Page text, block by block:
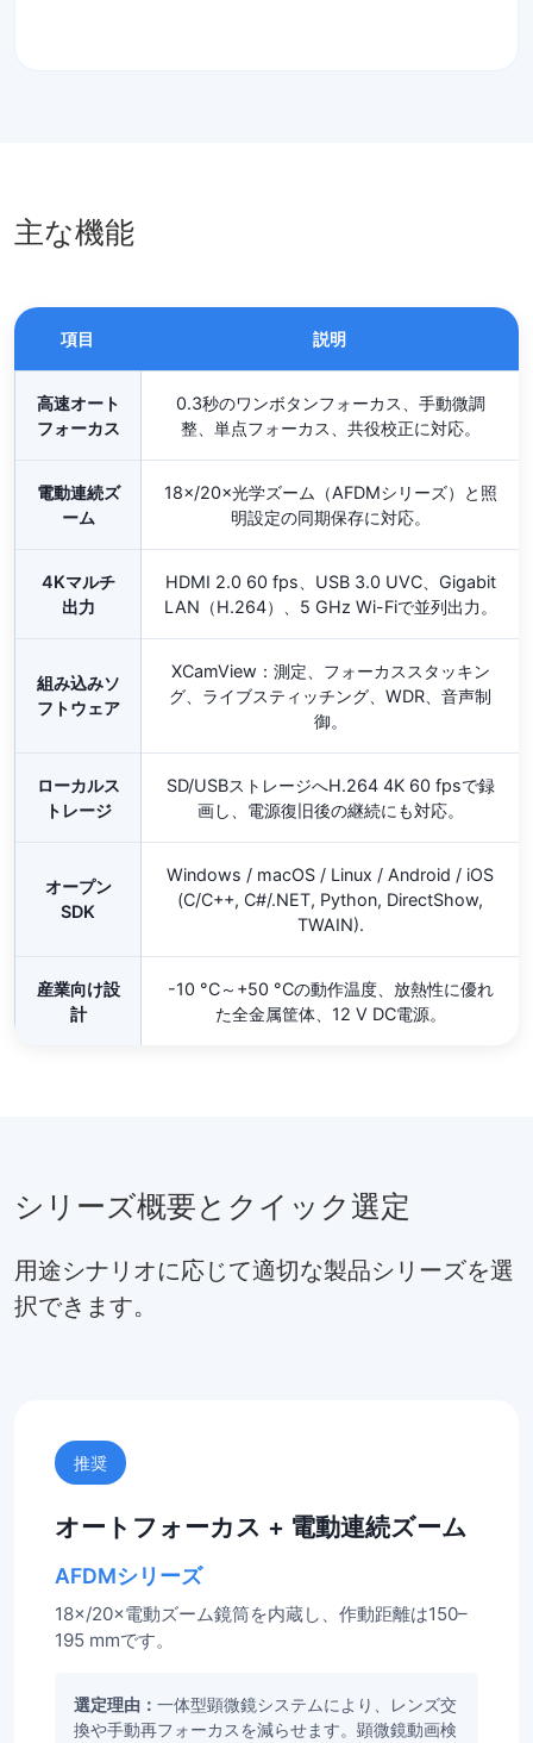
主な機能
項目 説明
高速オート
フォーカス
0.3秒のワンボタンフォーカス、手動微調
整、単点フォーカス、共役校正に対応。
電動連続ズ
ーム
18×/20×光学ズーム（AFDMシリーズ）と照
明設定の同期保存に対応。
4Kマルチ
出力
HDMI 2.0 60 fps、USB 3.0 UVC、Gigabit
LAN（H.264）、5 GHz Wi-Fiで並列出力。
組み込みソ
フトウェア
XCamView：測定、フォーカススタッキン
グ、ライブスティッチング、WDR、音声制
御。
ローカルス
トレージ
SD/USBストレージへH.264 4K 60 fpsで録
画し、電源復旧後の継続にも対応。
オープン
SDK
Windows / macOS / Linux / Android / iOS
(C/C++, C#/.NET, Python, DirectShow,
TWAIN).
産業向け設
計
-10 °C～+50 °Cの動作温度、放熱性に優れ
た全金属筐体、12 V DC電源。
シリーズ概要とクイック選定
用途シナリオに応じて適切な製品シリーズを選
択できます。
推奨
オートフォーカス + 電動連続ズーム
AFDMシリーズ
18×/20×電動ズーム鏡筒を内蔵し、作動距離は150–
195 mmです。
選定理由： 一体型顕微鏡システムにより、レンズ交
換や手動再フォーカスを減らせます。顕微鏡動画検